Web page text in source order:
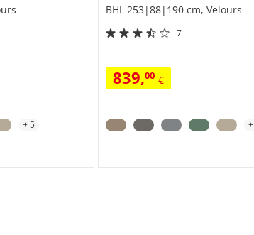
+5
BHL 253|88|190 cm, Velours
7
839,00 €
+